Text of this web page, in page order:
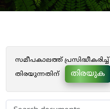
സമീപകാലത്ത് പ്രസിദ്ധീകരിച്ച്
തിരയുന്നതിന്
തിരയുക